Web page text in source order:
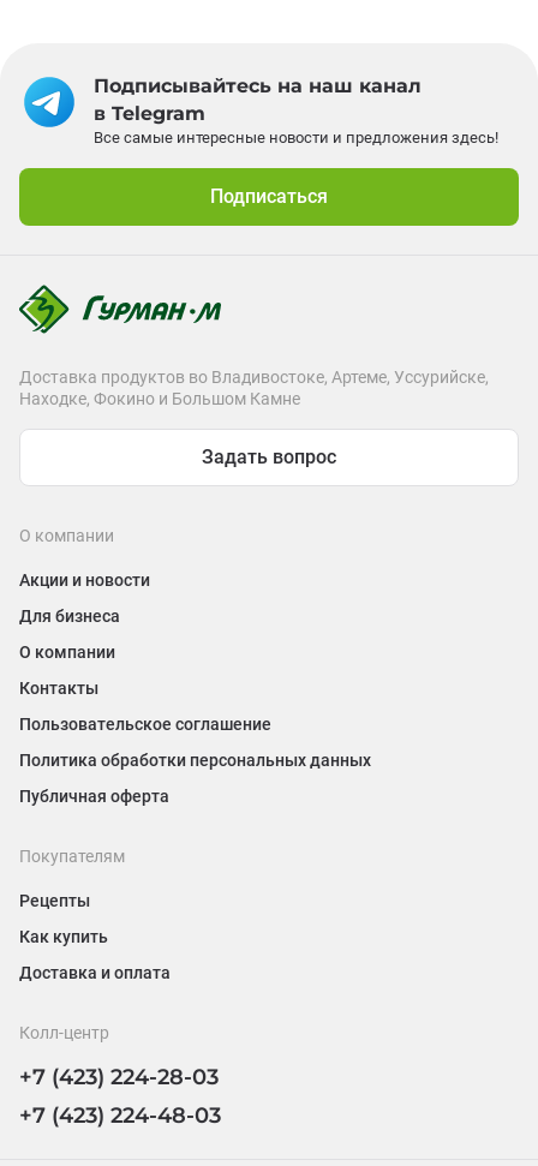
Подписывайтесь на наш канал
в Telegram
Все самые интересные новости и предложения здесь!
Подписаться
О компании
Акции и новости
Для бизнеса
О компании
Контакты
Пользовательское соглашение
Политика обработки персональных данных
Публичная оферта
Покупателям
Рецепты
Как купить
Доставка и оплата
Колл-центр
+7 (423) 224-28-03
+7 (423) 224-48-03
Доставка продуктов во Владивостоке, Артеме, Уссурийске,
Находке, Фокино и Большом Камне
Задать вопрос